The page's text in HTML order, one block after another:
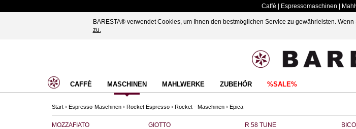
BARESTA® verwendet Cookies, um Ihnen den bestmöglichen Service zu gewährleisten.
zu.
Caffè | Espressomaschinen |
CAFFÈ MASCHINEN MAHLWERKE ZUBEHÖR %SALE%
Start › Espresso-Maschinen › Rocket Espresso › Rocket - Maschinen › Epica
MOZZAFIATO
GIOTTO
R 58 TUNE